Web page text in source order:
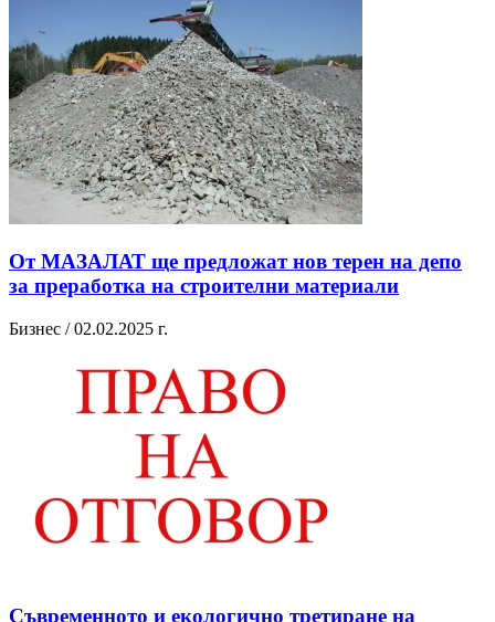
От МАЗАЛАТ ще предложат нов терен на депо
за преработка на строителни материали
Бизнес / 02.02.2025 г.
Съвременното и екологично третиране на